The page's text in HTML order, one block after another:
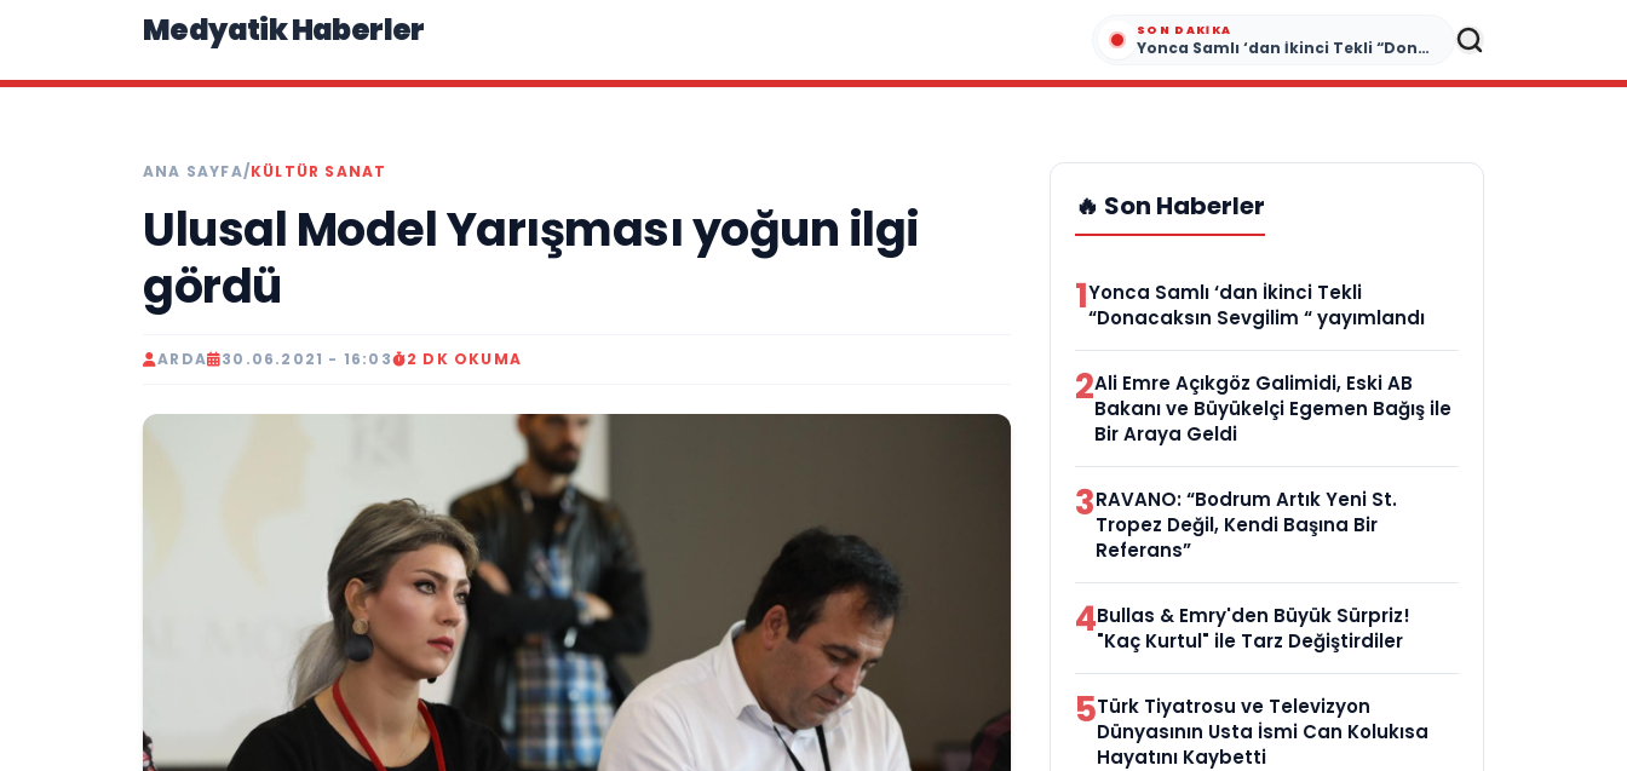
Medyatik Haberler SON DAKIKA
Yonca Samlı ‘dan İkinci Tekli “Donacaksın Sevgilim “ yayımlandı
ANA SAYFA/KÜLTÜR SANAT
Ulusal Model Yarışması yoğun ilgi
gördü
ARDA 30.06.2021 - 16:03 2 DK OKUMA
🔥 Son Haberler
1Yonca Samlı ‘dan İkinci Tekli
“Donacaksın Sevgilim “ yayımlandı
2Ali Emre Açıkgöz Galimidi, Eski AB
Bakanı ve Büyükelçi Egemen Bağış ile
Bir Araya Geldi
3RAVANO: “Bodrum Artık Yeni St.
Tropez Değil, Kendi Başına Bir
Referans”
4Bullas & Emry'den Büyük Sürpriz!
"Kaç Kurtul" ile Tarz Değiştirdiler
5Türk Tiyatrosu ve Televizyon
Dünyasının Usta İsmi Can Kolukısa
Hayatını Kaybetti